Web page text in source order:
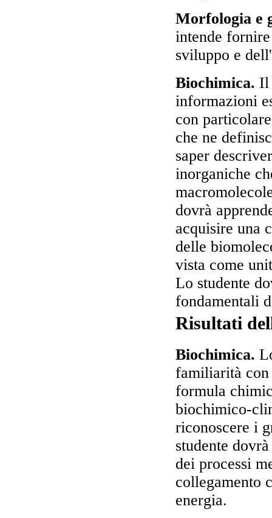
Morfologia e
intende
sviluppo e
Biochimica. Il
informazioni
con
che ne
saper
inorganiche
dovrà
acquisire una
delle
vista come
Lo studente
fondamentali
Risultati
Biochimica.
familiarità con
formula
biochimico-
riconoscere i
studente
dei processi
collegamento
energia.